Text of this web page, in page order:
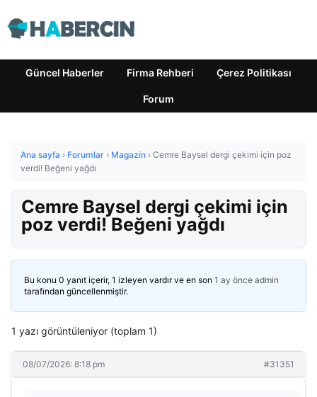
Güncel Haberler Firma Rehberi Çerez Politikası
Forum
Ana sayfa › Forumlar › Magazin › Cemre Baysel dergi çekimi için poz
verdi! Beğeni yağdı
Cemre Baysel dergi çekimi için
poz verdi! Beğeni yağdı
Bu konu 0 yanıt içerir, 1 izleyen vardır ve en son 1 ay önce admin
tarafından güncellenmiştir.
1 yazı görüntüleniyor (toplam 1)
08/07/2026: 8:18 pm #31351